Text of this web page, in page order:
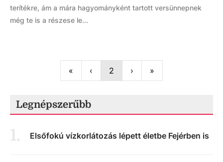
terítékre, ám a mára hagyományként tartott versünnepnek
még te is a részese le...
« ‹ Previous
2 › Next»
Legnépszerűbb
1. Elsőfokú vízkorlátozás lépett életbe Fejérben is